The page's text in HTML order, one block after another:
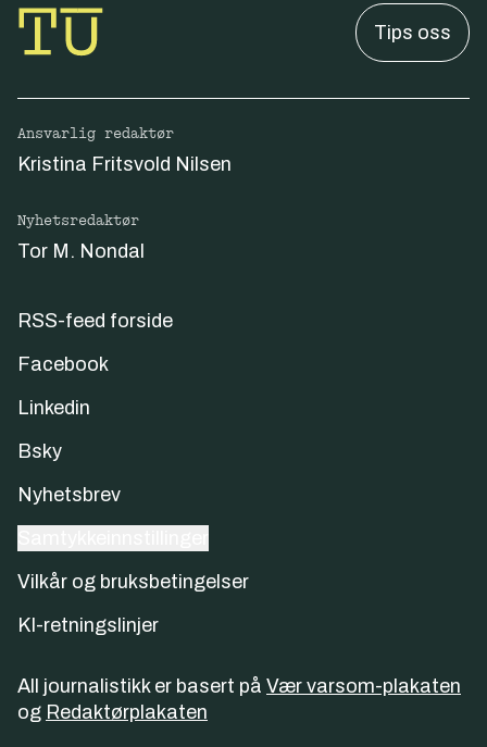
Tips oss
Ansvarlig redaktør
Kristina Fritsvold Nilsen
Nyhetsredaktør
Tor M. Nondal
RSS-feed forside
Facebook
Linkedin
Bsky
Nyhetsbrev
Vilkår og bruksbetingelser
KI-retningslinjer
All journalistikk er basert på Vær varsom-plakaten
og Redaktørplakaten